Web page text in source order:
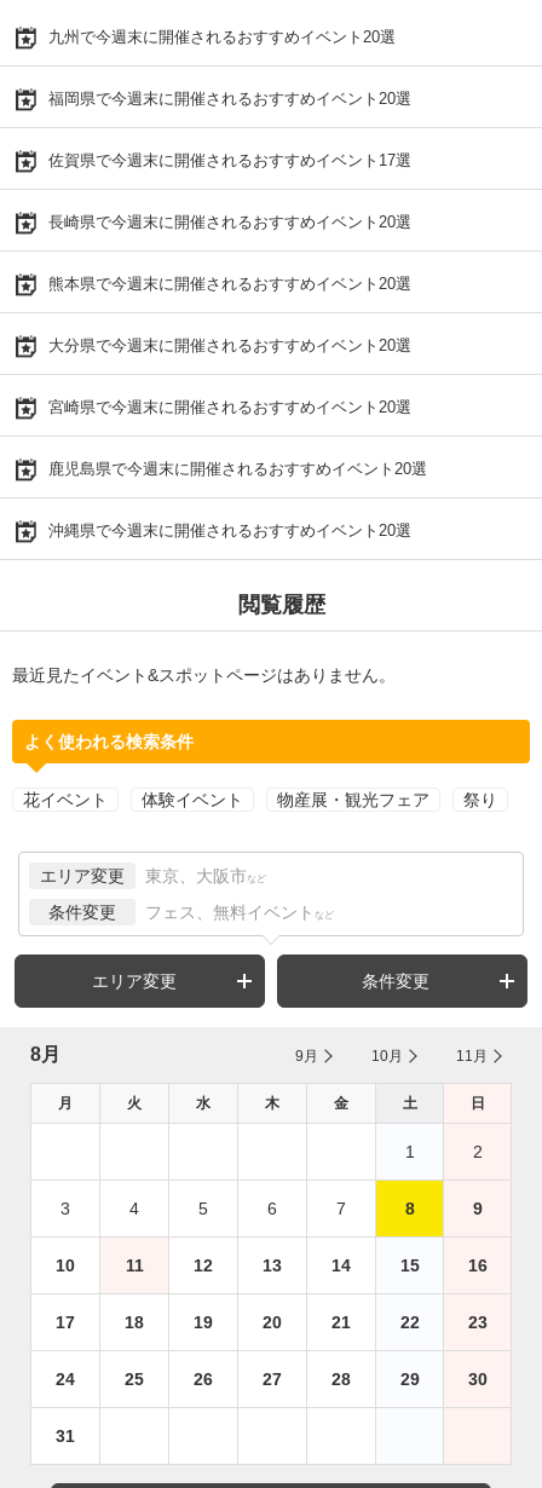
九州で今週末に開催されるおすすめイベント20選
福岡県で今週末に開催されるおすすめイベント20選
佐賀県で今週末に開催されるおすすめイベント17選
長崎県で今週末に開催されるおすすめイベント20選
熊本県で今週末に開催されるおすすめイベント20選
大分県で今週末に開催されるおすすめイベント20選
宮崎県で今週末に開催されるおすすめイベント20選
鹿児島県で今週末に開催されるおすすめイベント20選
沖縄県で今週末に開催されるおすすめイベント20選
閲覧履歴
最近見たイベント&スポットページはありません。
よく使われる検索条件
花イベント 体験イベント 物産展・観光フェア 祭り
エリア変更 東京、大阪市 など
条件変更 フェス、無料イベント など
エリア変更 条件変更
8月 9月 10月 11月
月 火 水 木 金 土 日
1 2
3 4 5 6 7 8 9
10 11 12 13 14 15 16
17 18 19 20 21 22 23
24 25 26 27 28 29 30
31